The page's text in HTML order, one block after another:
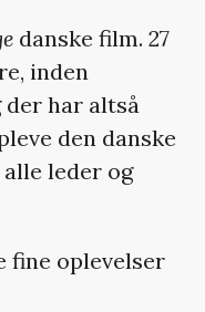
danske film. 27
inden
der har altså
den danske
leder og
fine oplevelser